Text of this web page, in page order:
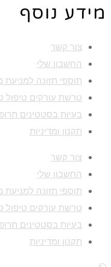
מידע נוסף
צור קשר
החשבון שלי
תוספי תזונה למניעת
טרשת עורקים טיפול
בעיות בסטטינים
תקנון ומדיניות
צור קשר
החשבון שלי
תוספי תזונה למניעת
טרשת עורקים טיפול
בעיות בסטטינים
תקנון ומדיניות